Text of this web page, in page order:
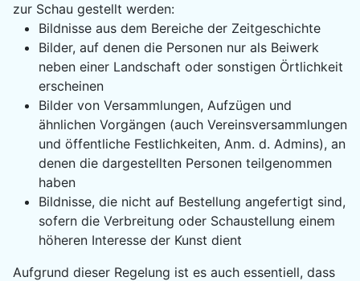
zur Schau gestellt werden:
Bildnisse aus dem Bereiche der Zeitgeschichte
Bilder, auf denen die Personen nur als Beiwerk
neben einer Landschaft oder sonstigen Örtlichkeit
erscheinen
Bilder von Versammlungen, Aufzügen und
ähnlichen Vorgängen (auch Vereinsversammlungen
und öffentliche Festlichkeiten, Anm. d. Admins), an
denen die dargestellten Personen teilgenommen
haben
Bildnisse, die nicht auf Bestellung angefertigt sind,
sofern die Verbreitung oder Schaustellung einem
höheren Interesse der Kunst dient
Aufgrund dieser Regelung ist es auch essentiell, dass